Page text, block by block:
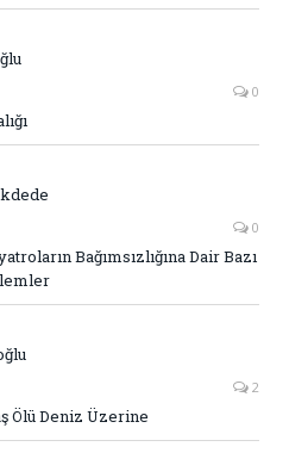
0
0
Bağımsızlığına Dair Bazı
2
Ölü Deniz Üzerine